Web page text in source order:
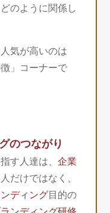
のように関係し
気が高いのは
」コーナーで
のつながり
す人達は、企業
だけではなく、
ディング目的の